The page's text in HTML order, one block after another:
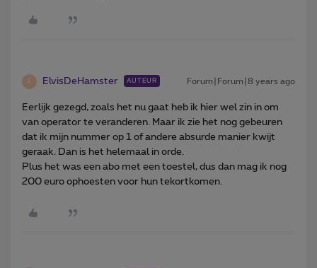
E ElvisDeHamster AUTEUR Forum|Forum|8 years ago
Eerlijk gezegd, zoals het nu gaat heb ik hier wel zin in om
van operator te veranderen. Maar ik zie het nog gebeuren
dat ik mijn nummer op 1 of andere absurde manier kwijt
geraak. Dan is het helemaal in orde.
Plus het was een abo met een toestel, dus dan mag ik nog
200 euro ophoesten voor hun tekortkomen.